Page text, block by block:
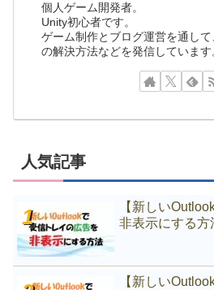
個人ゲーム開発者。
Unity初心者です。
ゲーム制作とブログ運営を通し
の解決方法などを発信しています
人気記事
【新しい
非表示にする方
【新しい